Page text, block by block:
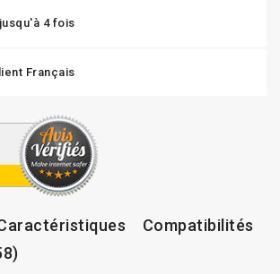
4 fois
Français
Compatibilités